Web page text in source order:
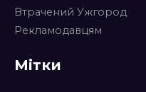
Втрачений Ужгород
Рекламодавцям
Мітки